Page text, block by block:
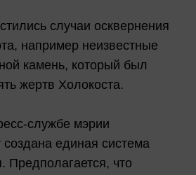
случаи осквернения
например неизвестные
камень, который был
жертв Холокоста.
службе мэрии
создана единая система
Предполагается, что